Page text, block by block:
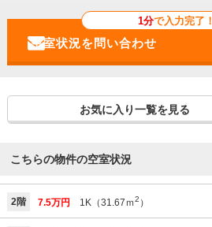
1分で入力完了！
お気に入り一覧を見る
こちらの物件の空室状況
2階 7.5万円 1K（31.67ｍ2 ）